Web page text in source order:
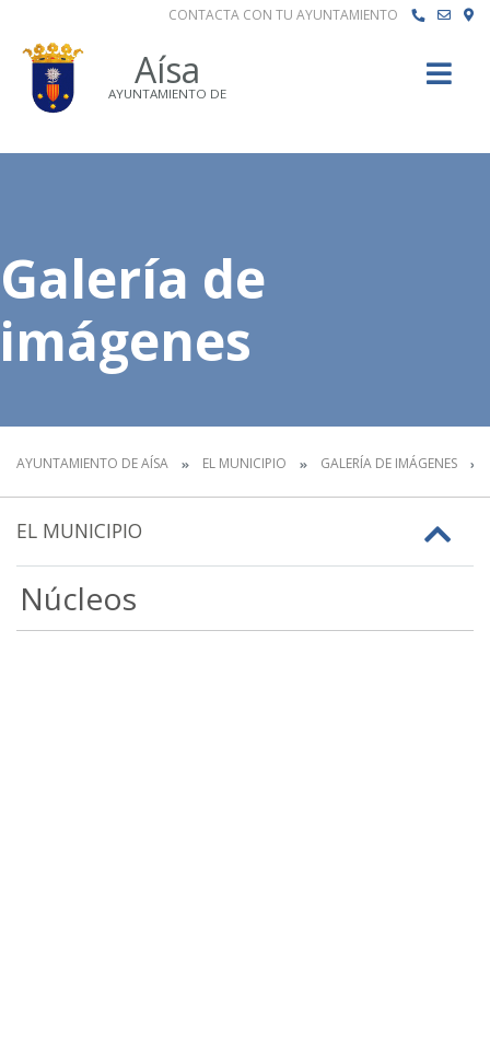
CONTACTA CON TU AYUNTAMIENTO
Aísa
AYUNTAMIENTO DE
Galería de
imágenes
AYUNTAMIENTO DE AÍSA EL MUNICIPIO GALERÍA DE IMÁGENES
EL MUNICIPIO
Núcleos